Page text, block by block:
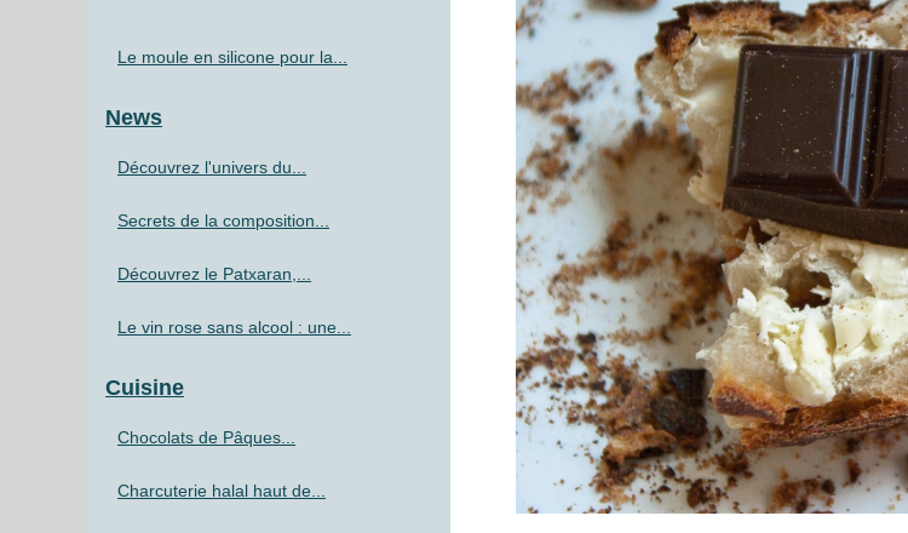
Le moule en silicone pour la...
News
Découvrez l'univers du...
Secrets de la composition...
Découvrez le Patxaran,...
Le vin rose sans alcool : une...
Cuisine
Chocolats de Pâques...
Charcuterie halal haut de...